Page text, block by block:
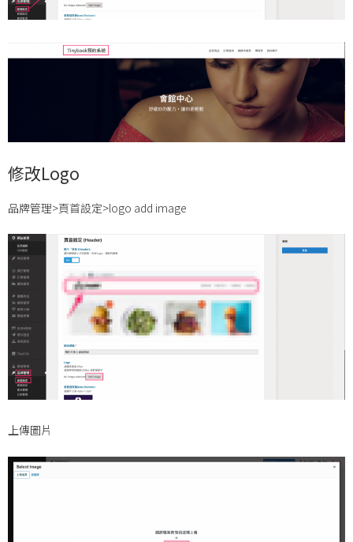
修改Logo
品牌管理>頁首設定>logo add image
上傳圖片